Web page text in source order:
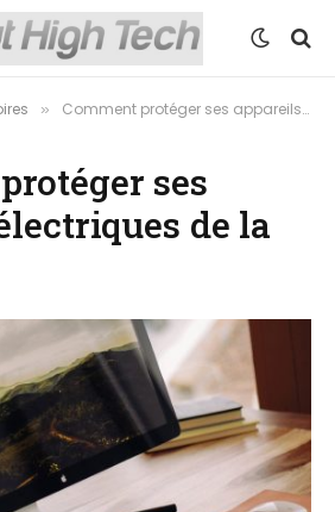
» Comment protéger ses appareils électriques de la foudre ?
ses
de la